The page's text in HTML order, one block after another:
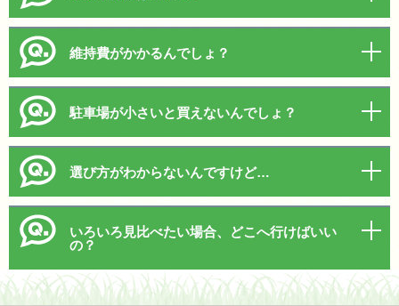
維持費がかかるんでしょ？
駐車場が小さいと買えないんでしょ？
選び方がわからないんですけど…
いろいろ見比べたい場合、どこへ行けばいい
の？